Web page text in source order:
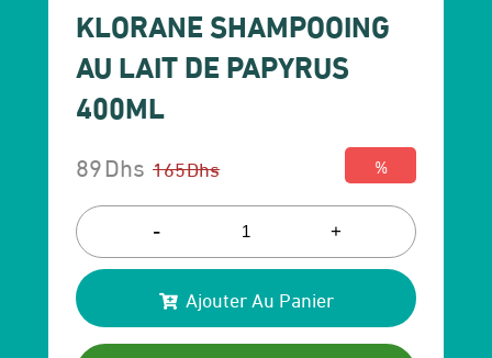
KLORANE SHAMPOOING
AU LAIT DE PAPYRUS
400ML
165Dhs
Le
prix
initial
était :
165 Dhs.
89Dhs
Le
prix
actuel
est :
89 Dhs.
%
- +
Ajouter Au Panier